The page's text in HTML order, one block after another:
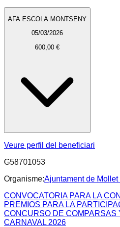
AFA ESCOLA MONTSENY
05/03/2026
600,00 €
Veure perfil del beneficiari
G58701053
Organisme:Ajuntament de
CONVOCATORIA PARA LA
PREMIOS PARA LA
CONCURSO DE COMPARSAS
CARNAVAL 2026